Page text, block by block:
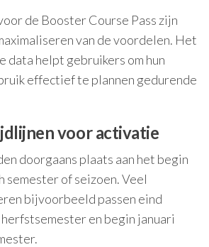
de Booster Course Pass zijn
van de voordelen. Het
data helpt gebruikers om hun
effectief te plannen gedurende
voor activatie
doorgaans plaats aan het begin
semester of seizoen. Veel
bijvoorbeeld passen eind
en begin januari